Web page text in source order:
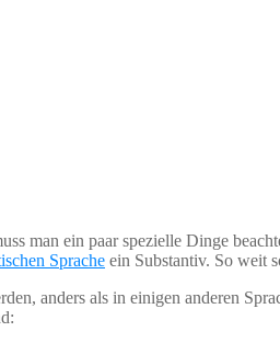
man ein paar spezielle Dinge
Sprache ein Substantiv. So weit
anders als in einigen anderen